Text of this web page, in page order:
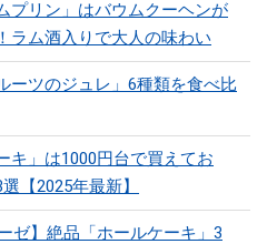
プリン」はバウムクーヘンが
ラム酒入りで大人の味わい
ーツのジュレ」6種類を食べ比
キ」は1000円台で買えてお
【2025年最新】
ゼ】絶品「ホールケーキ」3